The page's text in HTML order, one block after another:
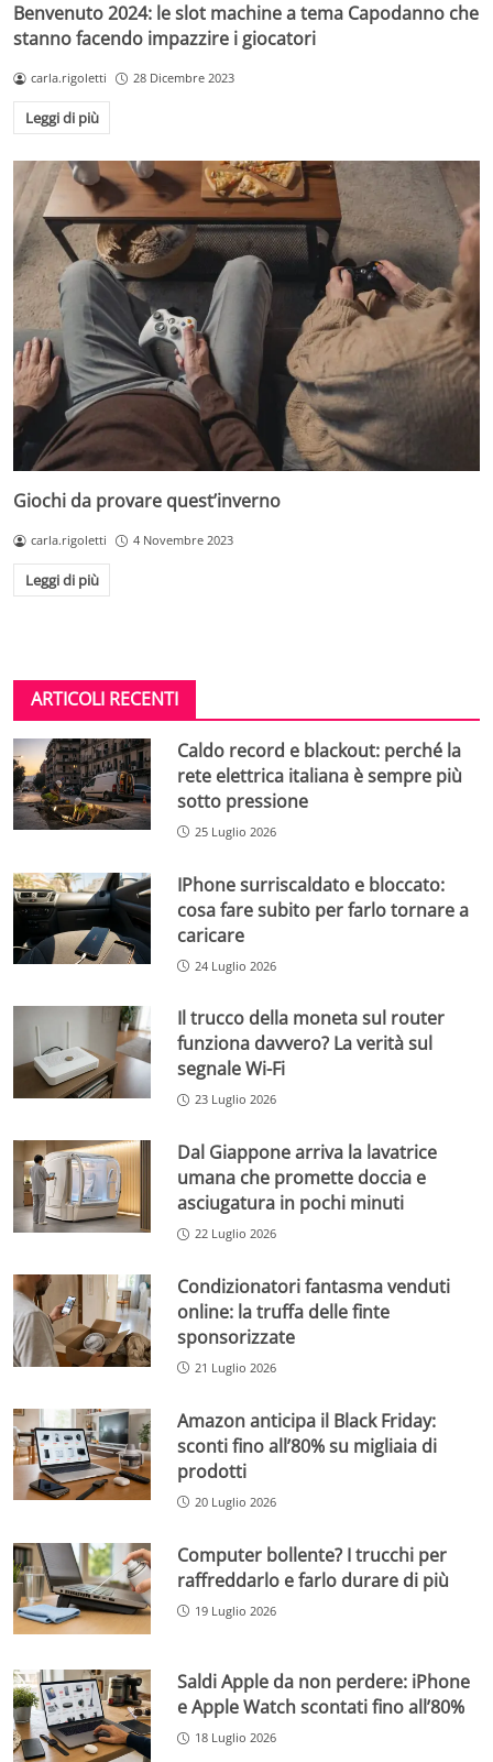
Benvenuto 2024: le slot machine a tema Capodanno che
stanno facendo impazzire i giocatori
carla.rigoletti 28 Dicembre 2023
Leggi di più
Giochi da provare quest’inverno
carla.rigoletti 4 Novembre 2023
Leggi di più
ARTICOLI RECENTI
Caldo record e blackout: perché la
rete elettrica italiana è sempre più
sotto pressione
25 Luglio 2026
IPhone surriscaldato e bloccato:
cosa fare subito per farlo tornare a
caricare
24 Luglio 2026
Il trucco della moneta sul router
funziona davvero? La verità sul
segnale Wi-Fi
23 Luglio 2026
Dal Giappone arriva la lavatrice
umana che promette doccia e
asciugatura in pochi minuti
22 Luglio 2026
Condizionatori fantasma venduti
online: la truffa delle finte
sponsorizzate
21 Luglio 2026
Amazon anticipa il Black Friday:
sconti fino all’80% su migliaia di
prodotti
20 Luglio 2026
Computer bollente? I trucchi per
raffreddarlo e farlo durare di più
19 Luglio 2026
Saldi Apple da non perdere: iPhone
e Apple Watch scontati fino all’80%
18 Luglio 2026